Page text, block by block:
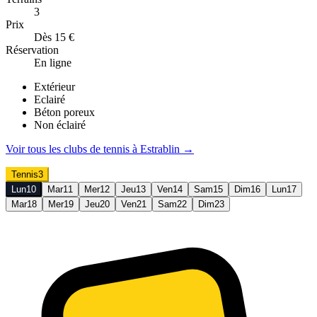
3
Prix
Dès 15 €
Réservation
En ligne
Extérieur
Eclairé
Béton poreux
Non éclairé
Voir tous les clubs de tennis à Estrablin →
Tennis3
Lun10 Mar11 Mer12 Jeu13 Ven14 Sam15 Dim16 Lun17
Mar18 Mer19 Jeu20 Ven21 Sam22 Dim23